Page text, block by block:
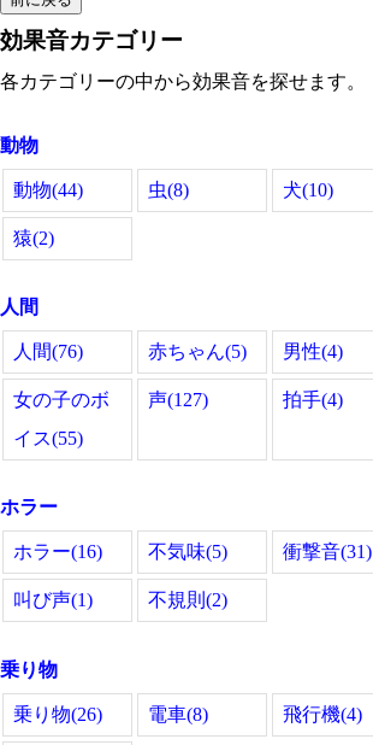
効果音カテゴリー
各カテゴリーの中から効果音を探せます。
動物
動物(44) 虫(8) 犬(10)
猿(2)
人間
人間(76) 赤ちゃん(5) 男性(4)
女の子のボ
イス(55)
声(127) 拍手(4)
ホラー
ホラー(16) 不気味(5) 衝撃音(31)
叫び声(1) 不規則(2)
乗り物
乗り物(26) 電車(8) 飛行機(4)